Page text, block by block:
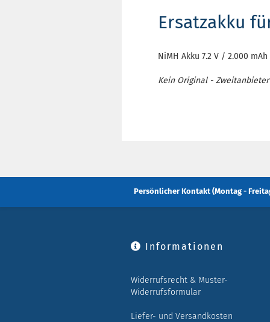
Ersatzakku
NiMH Akku 7.2 V / 2.000
Kein Original -
Persönlicher Kontakt (Montag -
Informationen
Widerrufsrecht & Muster-
Widerrufsformular
Liefer- und Versandkosten